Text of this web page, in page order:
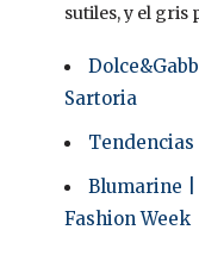
sutiles, y el gris
Sartoria
Tendencias
Blumarine |
Fashion Week